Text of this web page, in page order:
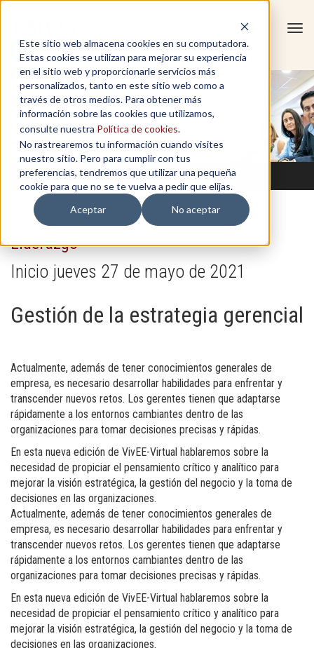
Este sitio web almacena cookies en su computadora.
Estas cookies se utilizan para mejorar su experiencia
en el sitio web y proporcionarle servicios más
personalizados, tanto en este sitio web como a
través de otros medios. Para obtener más
información sobre las cookies que utilizamos,
consulte nuestra Política de cookies.
No rastrearemos tu información cuando visites
nuestro sitio. Pero para cumplir con tus
preferencias, tendremos que utilizar una pequeña
cookie para que no se te vuelva a pedir que elijas.
Aceptar
No aceptar
Liderazgo
Inicio jueves 27 de mayo de 2021
Gestión de la estrategia gerencial
Actualmente, además de tener conocimientos generales de
empresa, es necesario desarrollar habilidades para enfrentar y
transcender nuevos retos. Los gerentes tienen que adaptarse
rápidamente a los entornos cambiantes dentro de las
organizaciones para tomar decisiones precisas y rápidas.
En esta nueva edición de VivEE-Virtual hablaremos sobre la
necesidad de propiciar el pensamiento crítico y analítico para
mejorar la visión estratégica, la gestión del negocio y la toma de
decisiones en las organizaciones.
Actualmente, además de tener conocimientos generales de
empresa, es necesario desarrollar habilidades para enfrentar y
transcender nuevos retos. Los gerentes tienen que adaptarse
rápidamente a los entornos cambiantes dentro de las
organizaciones para tomar decisiones precisas y rápidas.
En esta nueva edición de VivEE-Virtual hablaremos sobre la
necesidad de propiciar el pensamiento crítico y analítico para
mejorar la visión estratégica, la gestión del negocio y la toma de
decisiones en las organizaciones.